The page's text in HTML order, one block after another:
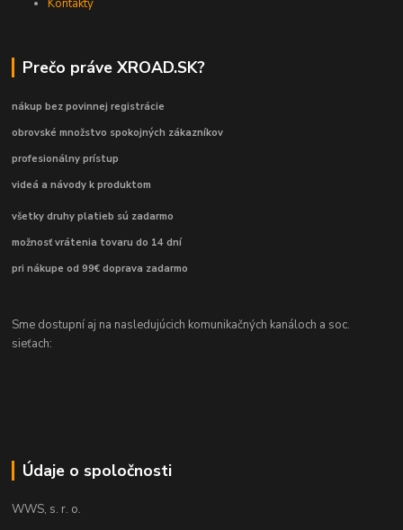
Kontakty
Prečo práve XROAD.SK?
nákup bez povinnej registrácie
obrovské množstvo spokojných zákazníkov
profesionálny prístup
videá a návody k produktom
všetky druhy platieb sú zadarmo
možnosť vrátenia tovaru do 14 dní
pri nákupe od 99€ doprava zadarmo
Sme dostupní aj na nasledujúcich komunikačných kanáloch a soc.
sieťach:
Údaje o spoločnosti
WWS, s. r. o.